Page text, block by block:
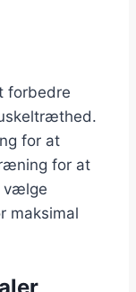
forbedre
for at
for at
vælge
maksimal